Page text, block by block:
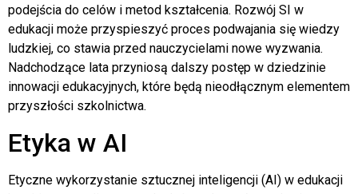
podejścia do celów i metod kształcenia. Rozwój SI w
edukacji może przyspieszyć proces podwajania się wiedzy
ludzkiej, co stawia przed nauczycielami nowe wyzwania.
Nadchodzące lata przyniosą dalszy postęp w dziedzinie
innowacji edukacyjnych, które będą nieodłącznym elementem
przyszłości szkolnictwa.
Etyka w AI
Etyczne wykorzystanie sztucznej inteligencji (AI) w edukacji